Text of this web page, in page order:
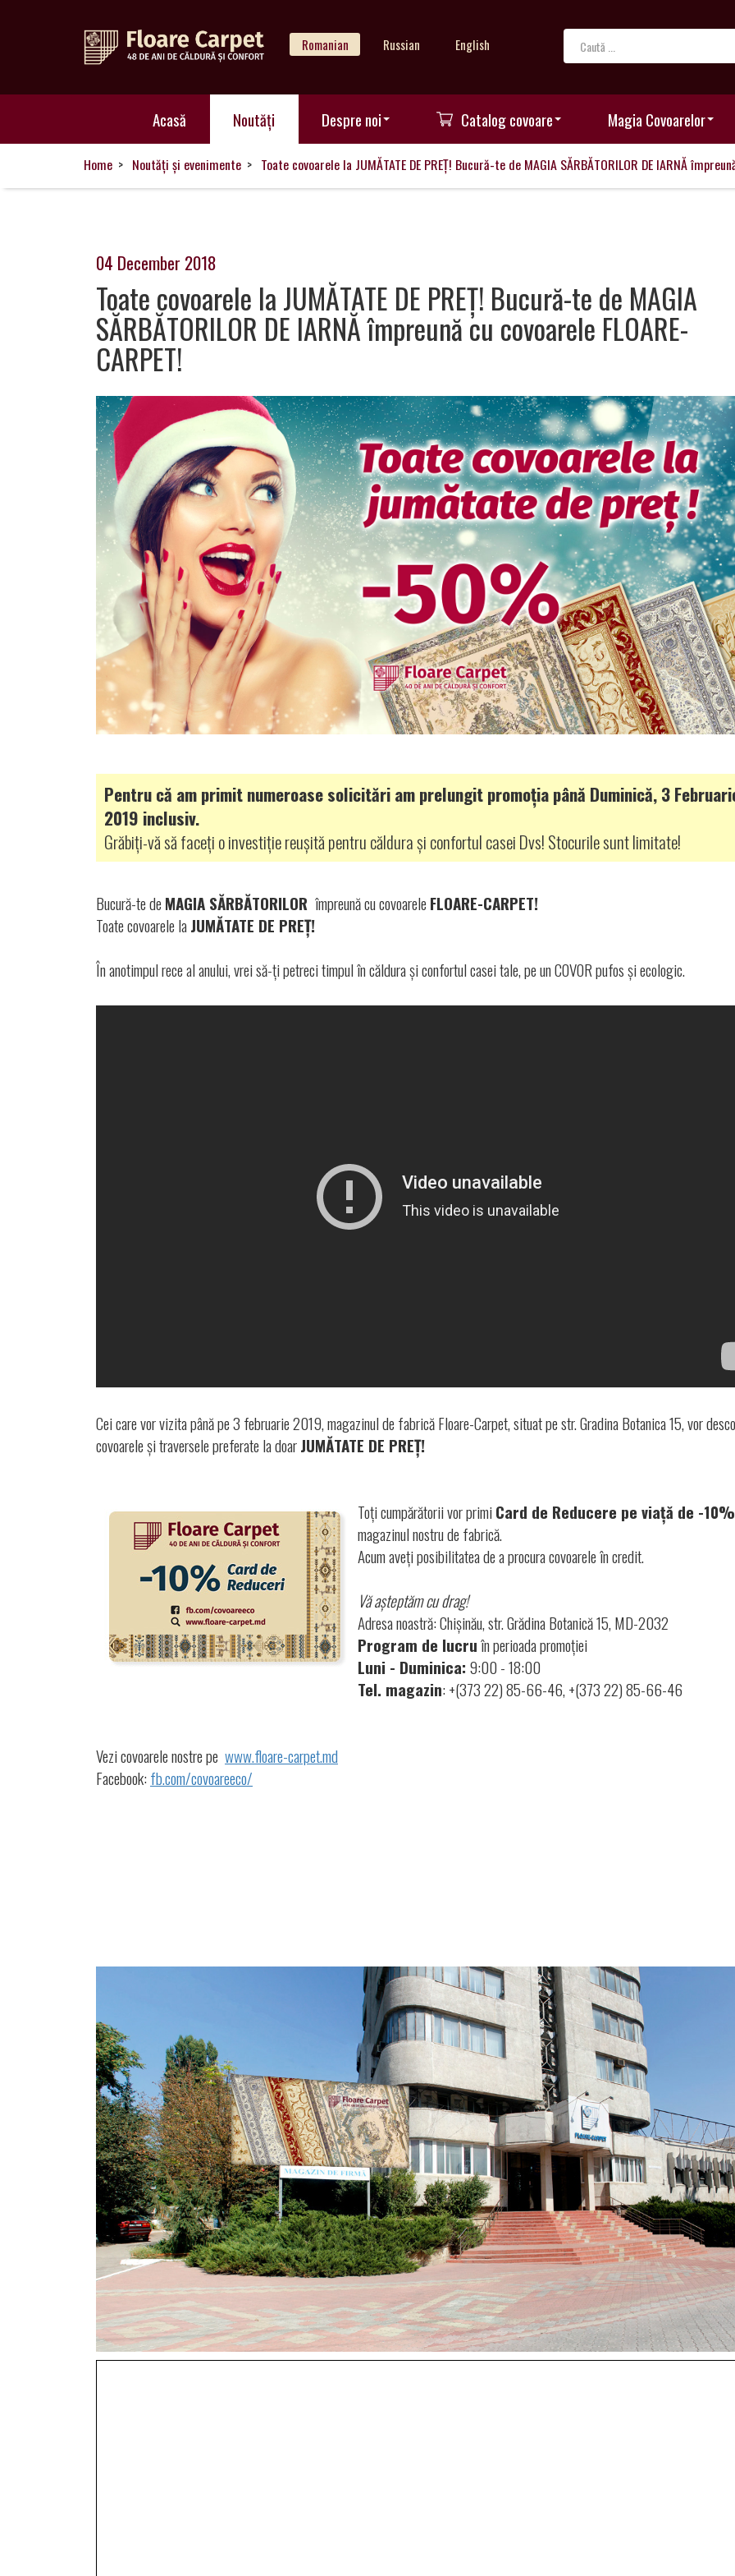
Romanian Russian English
Acasă Noutăți Despre noi Catalog covoare Magia Covoarelor
Acasă
Covoarelor
Home Noutăți și evenimente Toate covoarele la JUMĂTATE DE PREȚ! Bucură-te de MAGIA SĂRBĂTORILOR DE IARNĂ
04 December 2018
Toate covoarele la JUMĂTATE DE PREȚ! Bucură-te de MAGIA
SĂRBĂTORILOR DE IARNĂ împreună cu covoarele FLOARE-
CARPET!
Pentru că am primit numeroase solicitări am prelungit promoția până Duminică, 3
2019 inclusiv.
Grăbiți-vă să faceți o investiție reușită pentru căldura și confortul casei Dvs! Stocurile sunt limitate!
Bucură-te de MAGIA SĂRBĂTORILOR împreună cu covoarele FLOARE-CARPET!
Toate covoarele la JUMĂTATE DE PREȚ!
În anotimpul rece al anului, vrei să-ți petreci timpul în căldura și confortul casei tale, pe un COVOR pufos și ecologic.
Cei care vor vizita până pe 3 februarie 2019, magazinul de fabrică Floare-Carpet, situat pe str. Gradina Botanica 15, vor
covoarele și traversele preferate la doarJUMĂTATE DE PREȚ!
Toți cumpărătorii vor primi Card de Reducere pe viață de -10%
magazinul nostru de fabrică.
Acum aveți posibilitatea de a procura covoarele în credit.
Vă așteptăm cu drag!
Adresa noastră: Chișinău, str. Grădina Botanică 15, MD-2032
Program de lucruîn perioada promoției
Luni - Duminica: 9:00 - 18:00
Tel. magazin: +(373 22) 85-66-46, +(373 22) 85-66-46
Vezi covoarele nostre pe www.floare-carpet.md
Facebook: fb.com/covoareeco/